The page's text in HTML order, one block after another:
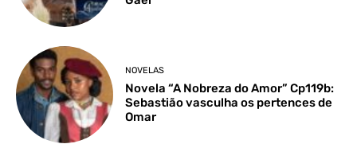
NOVELAS
Novela “A Nobreza do Amor” Cp119b:
Sebastião vasculha os pertences de
Omar